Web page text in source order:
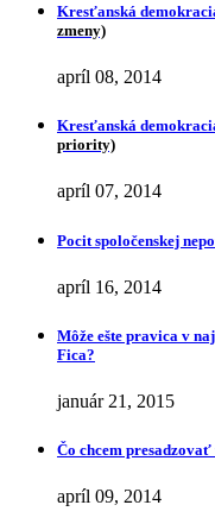
Kresťanská
zmeny)
apríl 08, 2014
Kresťanská
priority)
apríl 07, 2014
Pocit spoločenskej
apríl 16, 2014
Môže ešte pravica v
Fica?
január 21, 2015
Čo chcem
apríl 09, 2014